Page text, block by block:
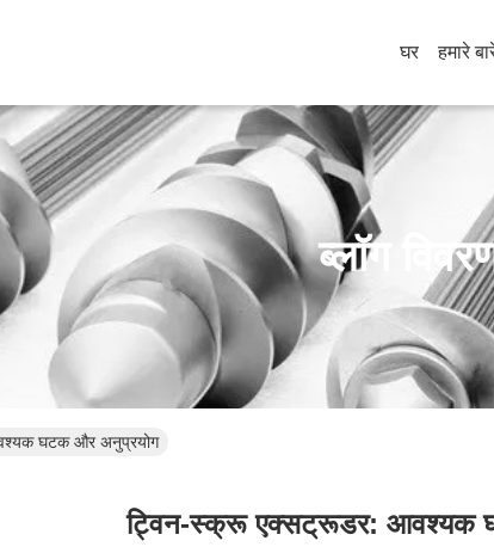
घर हमारे
ब्लॉग
घटक और अनुप्रयोग
ट्विन-स्क्रू एक्सट्रूडर: आवश्यक